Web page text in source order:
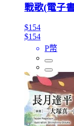
戰歌(電子
$154
$154
P幣